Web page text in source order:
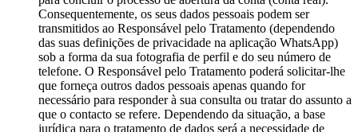
Consequentemente, os seus dados pessoais podem ser
transmitidos ao Responsável pelo Tratamento (dependendo
das suas definições de privacidade na aplicação WhatsApp)
sob a forma da sua fotografia de perfil e do seu número de
telefone. O Responsável pelo Tratamento poderá solicitar-lhe
que forneça outros dados pessoais apenas quando for
necessário para responder à sua consulta ou tratar do assunto a
que o contacto se refere. Dependendo da situação, a base
jurídica para o tratamento de dados será a necessidade de